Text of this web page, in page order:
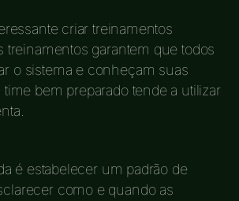
criar treinamentos
treinamentos garantem que todos
o sistema e conheçam suas
bem preparado tende a utilizar
é estabelecer um padrão de
como e quando as